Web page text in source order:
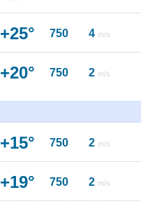
+25° 750 4 m/s
+20° 750 2 m/s
+15° 750 2 m/s
+19° 750 2 m/s